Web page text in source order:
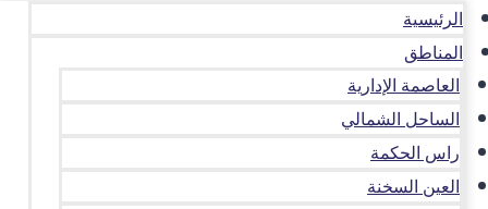
الرئيسية
المناطق
العاصمة الإدارية
الساحل الشمالي
راس الحكمة
العين السخنة